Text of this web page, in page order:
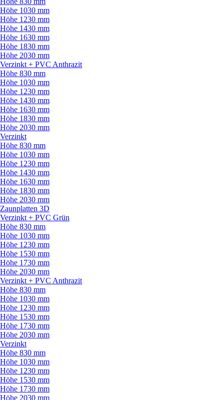
Höhe 1030 mm
Höhe 1230 mm
Höhe 1430 mm
Höhe 1630 mm
Höhe 1830 mm
Höhe 2030 mm
Verzinkt + PVC Anthrazit
Höhe 830 mm
Höhe 1030 mm
Höhe 1230 mm
Höhe 1430 mm
Höhe 1630 mm
Höhe 1830 mm
Höhe 2030 mm
Verzinkt
Höhe 830 mm
Höhe 1030 mm
Höhe 1230 mm
Höhe 1430 mm
Höhe 1630 mm
Höhe 1830 mm
Höhe 2030 mm
Zaunplatten 3D
Verzinkt + PVC Grün
Höhe 830 mm
Höhe 1030 mm
Höhe 1230 mm
Höhe 1530 mm
Höhe 1730 mm
Höhe 2030 mm
Verzinkt + PVC Anthrazit
Höhe 830 mm
Höhe 1030 mm
Höhe 1230 mm
Höhe 1530 mm
Höhe 1730 mm
Höhe 2030 mm
Verzinkt
Höhe 830 mm
Höhe 1030 mm
Höhe 1230 mm
Höhe 1530 mm
Höhe 1730 mm
Höhe 2030 mm